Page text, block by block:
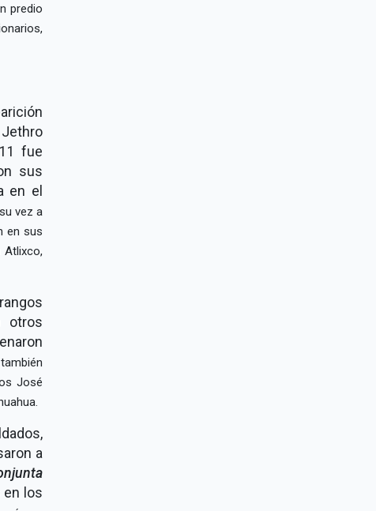
predio
fue
sus
en el
vez a
en sus
otros
José
a
en los